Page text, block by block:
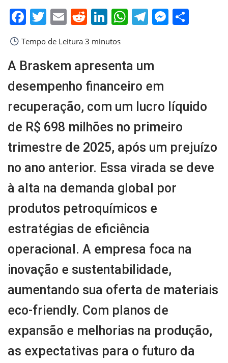
Facebook
Twitter
EmailReddit
LinkedIn
WhatsApp
Telegram
Tempo de Leitura 3 minutos
A Braskem apresenta um
desempenho financeiro em
recuperação, com um lucro líquido
de R$ 698 milhões no primeiro
trimestre de 2025, após um prejuízo
no ano anterior. Essa virada se deve
à alta na demanda global por
produtos petroquímicos e
estratégias de eficiência
operacional. A empresa foca na
inovação e sustentabilidade,
aumentando sua oferta de materiais
eco-friendly. Com planos de
expansão e melhorias na produção,
as expectativas para o futuro da